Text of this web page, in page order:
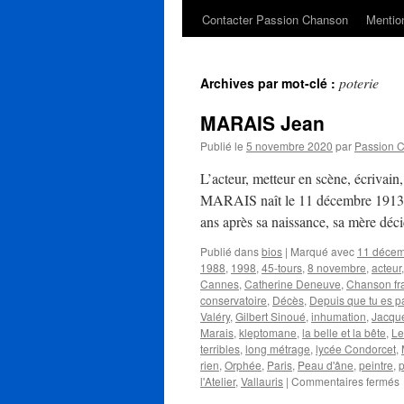
Contacter Passion Chanson
Archives par mot-clé : poterie
MARAIS Jean
Publié le 5 novembre 2020 par Passion
L’acteur, metteur en scène,
MARAIS naît le 11 décembre
ans après sa naissance, sa mère
Publié dansbios | Marqué avec 11
1988, 1998, 45-tours, 8 novembre, acteur,
Cannes, Catherine Deneuve, Chanson
conservatoire, Décès, Depuis que tu es
Valéry, Gilbert Sinoué, inhumation,
Marais, kleptomane, la belle et la bête,
terribles, long métrage, lycée Condorcet,
rien, Orphée, Paris, Peau d'âne, peintre,
l'Atelier, Vallauris | Commentaires fermés